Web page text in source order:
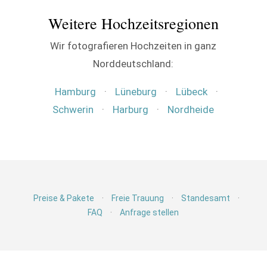
Weitere Hochzeitsregionen
Wir fotografieren Hochzeiten in ganz
Norddeutschland:
Hamburg · Lüneburg · Lübeck
·
Schwerin
· Harburg · Nordheide
Preise & Pakete · Freie Trauung · Standesamt
·
FAQ
· Anfrage stellen